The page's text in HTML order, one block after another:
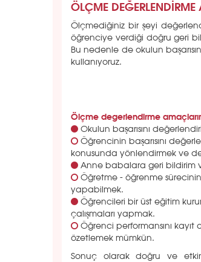
ÖLÇME
Ölçmediğiniz bir şeyi
öğrenciye verdiği doğru geri
Bu nedenle de okulun
kullanıyoruz.
Ölçme degerlendirme
Okulun başarısını
Öğrencinin başarısını
konusunda yönlendirmek ve
Anne babalara geri bildirim
Öğretme - öğrenme
yapabilmek.
Öğrencileri bir üst eğitim
çalışmaları yapmak.
Öğrenci performansını
özetlemek mümkün.
Sonuç olarak doğru ve